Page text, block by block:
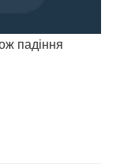
падіння